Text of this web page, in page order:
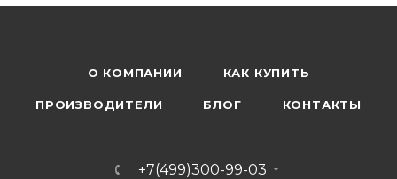
О КОМПАНИИ КАК КУПИТЬ
ПРОИЗВОДИТЕЛИ БЛОГ КОНТАКТЫ
+7(499)300-99-03